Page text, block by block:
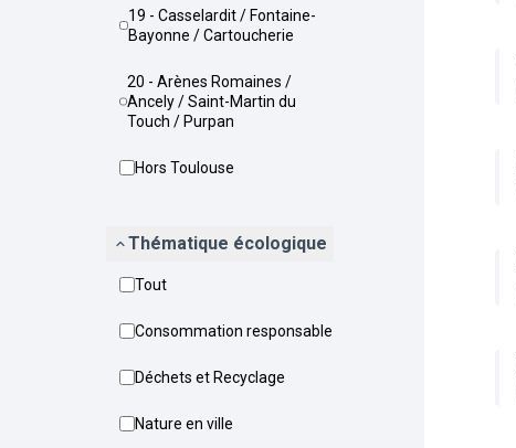
19 - Casselardit / Fontaine-
Bayonne / Cartoucherie
20 - Arènes Romaines /
Ancely / Saint-Martin du
Touch / Purpan
Hors Toulouse
Thématique écologique
Tout
Consommation responsable
Déchets et Recyclage
Nature en ville